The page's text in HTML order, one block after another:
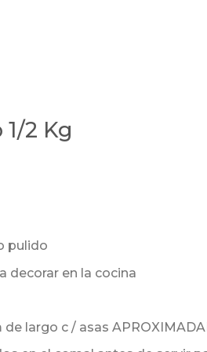
2 Kg
pulido
decorar en la cocina
de largo c / asas